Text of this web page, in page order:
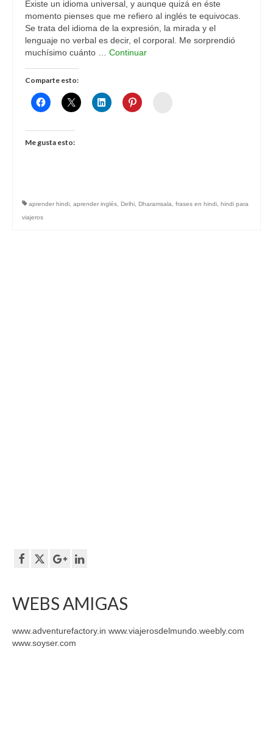
Existe un idioma universal, y aunque quizá en éste
momento pienses que me refiero al inglés te equivocas.
Se trata del idioma de la expresión, la mirada y el
lenguaje no verbal es decir, el corporal. Me sorprendió
muchísimo cuánto … Continuar
Comparte esto:
Me gusta esto:
aprender hindi aprender inglés Delhi Dharamsala frases en hindi hindi para
viajeros
WEBS AMIGAS
www.adventurefactory.in www.viajerosdelmundo.weebly.com
www.soyser.com